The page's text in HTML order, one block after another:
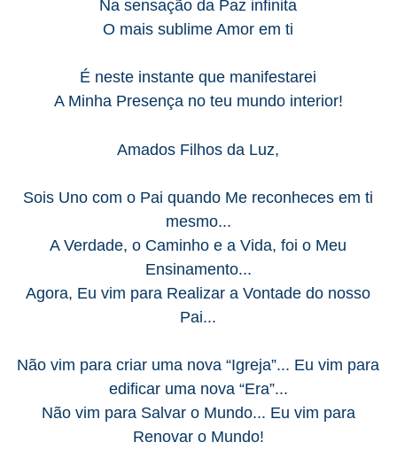
Na sensação da Paz infinita
O mais sublime Amor em ti
É neste instante que manifestarei
A Minha Presença no teu mundo interior!
Amados Filhos da Luz,
Sois Uno com o Pai quando Me reconheces em ti
mesmo...
A Verdade, o Caminho e a Vida, foi o Meu
Ensinamento...
Agora, Eu vim para Realizar a Vontade do nosso
Pai...
Não vim para criar uma nova “Igreja”... Eu vim para
edificar uma nova “Era”...
Não vim para Salvar o Mundo... Eu vim para
Renovar o Mundo!